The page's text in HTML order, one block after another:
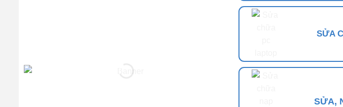
SỬA
SỬA,